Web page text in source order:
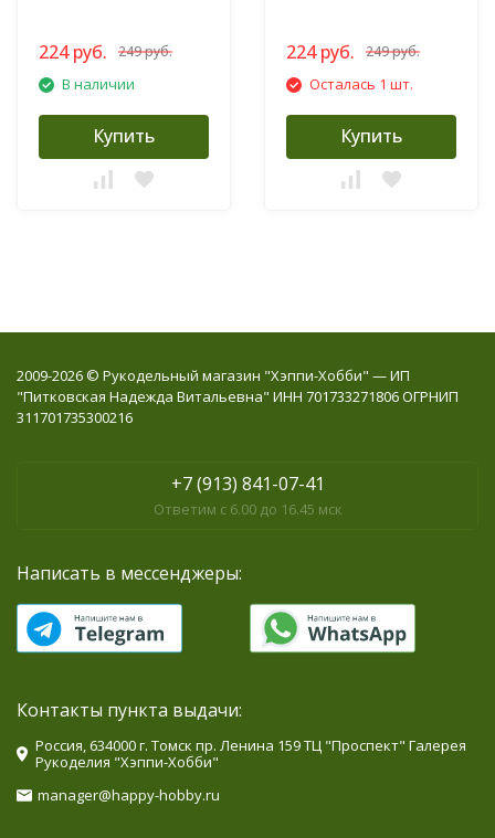
224 руб. 249 руб.
В наличии
Купить
224 руб. 249 руб.
Осталась 1 шт.
Купить
2009-2026 © Рукодельный магазин "Хэппи-Хобби" — ИП
"Питковская Надежда Витальевна" ИНН 701733271806 ОГРНИП
311701735300216
+7 (913) 841-07-41
Ответим с 6.00 до 16.45 мск
Написать в мессенджеры:
Контакты пункта выдачи:
Россия, 634000 г. Томск пр. Ленина 159 ТЦ "Проспект" Галерея
Рукоделия "Хэппи-Хобби"
manager@happy-hobby.ru